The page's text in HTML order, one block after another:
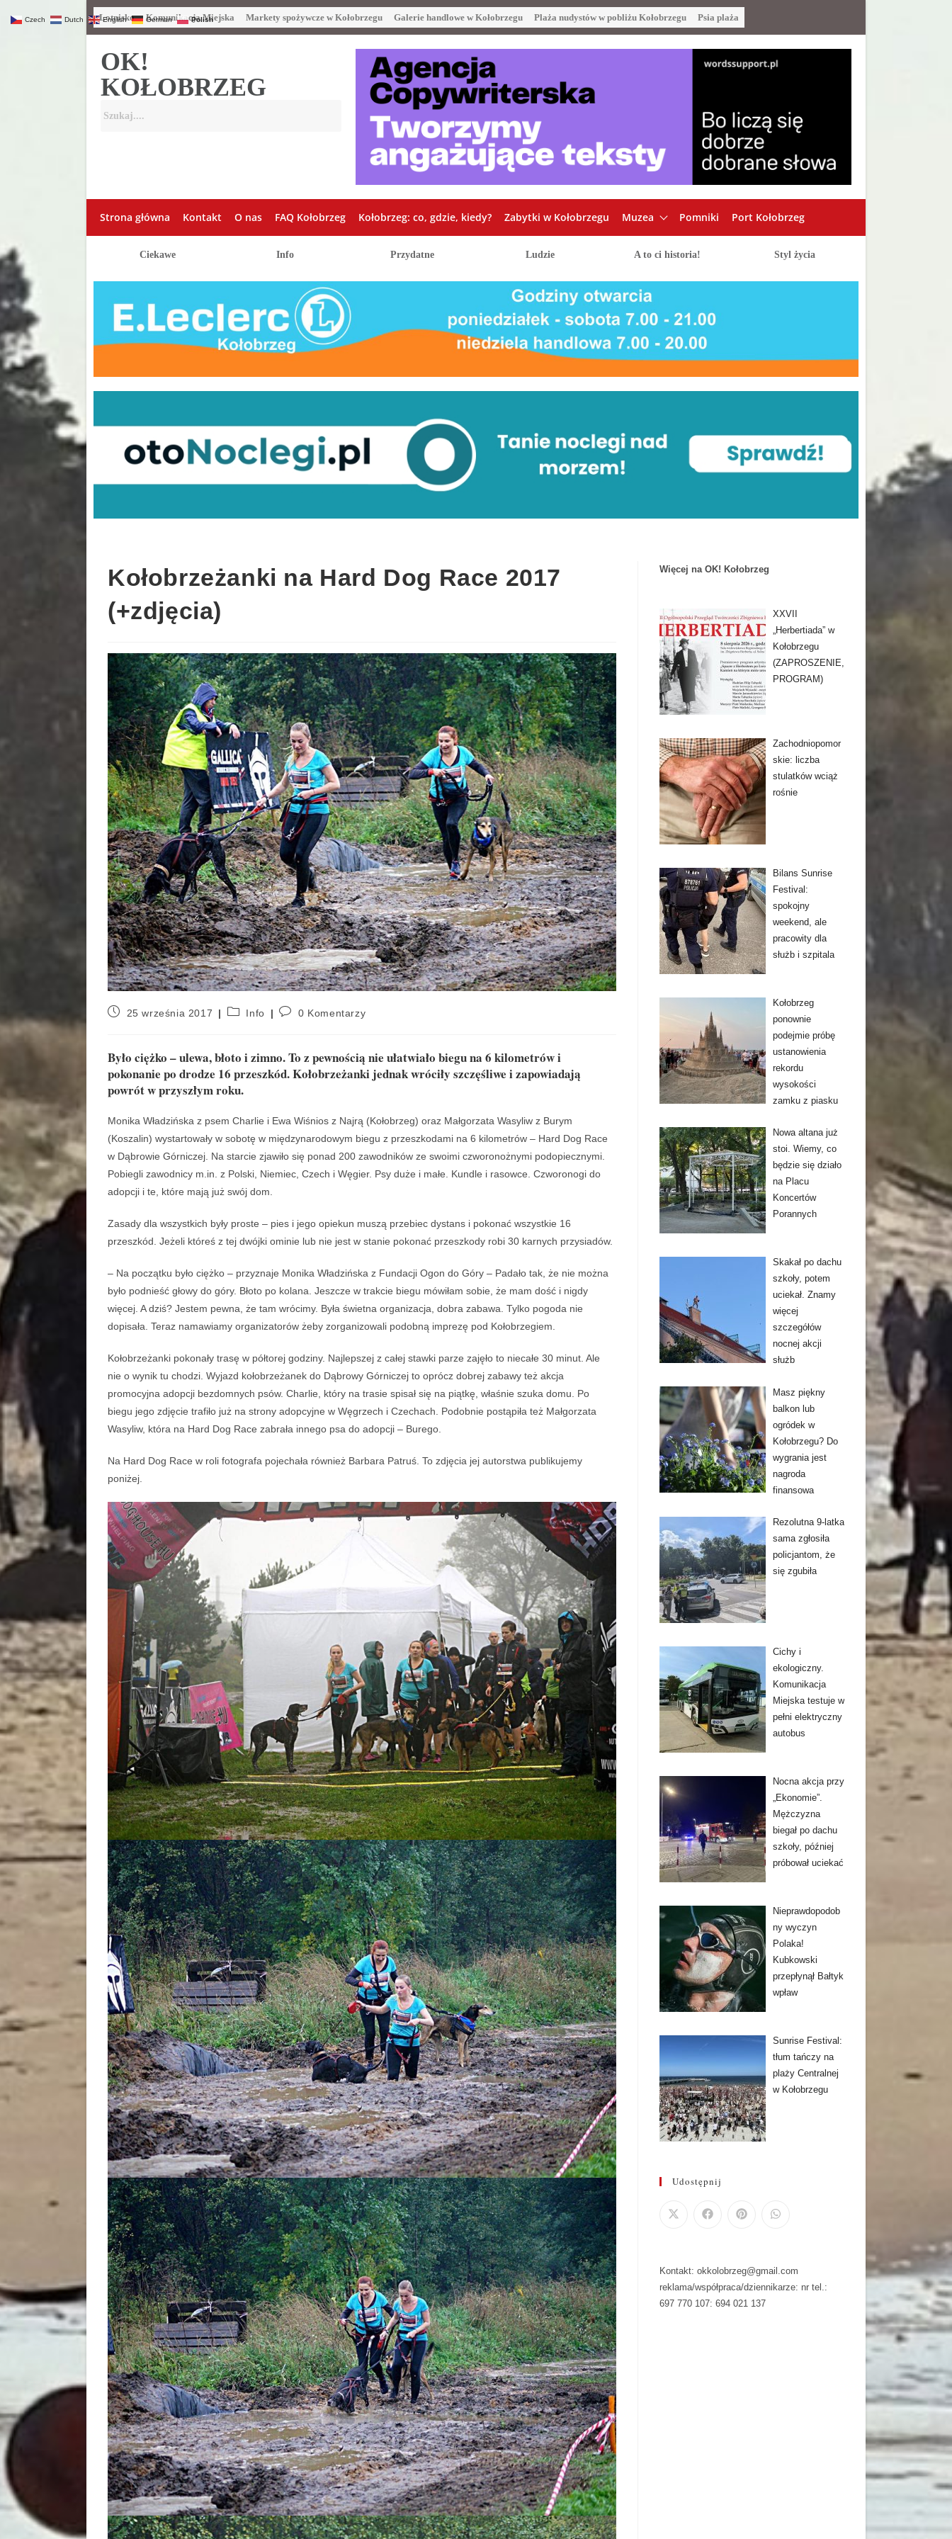
Lotnisko Komunikacja Miejska Markety spożywcze w Kołobrzegu Galerie handlowe w Kołobrzegu Plaża nudystów w pobliżu Kołobrzegu Psia plaża
OK!
KOŁOBRZEG
Strona główna Kontakt O nas FAQ Kołobrzeg Kołobrzeg: co, gdzie, kiedy? Zabytki w Kołobrzegu Muzea Pomniki Port Kołobrzeg
Ciekawe Info Przydatne Ludzie A to ci historia! Styl życia
Kołobrzeżanki na Hard Dog Race 2017
(+zdjęcia)
25 września 2017 Info 0 Komentarzy
Było ciężko – ulewa, błoto i zimno. To z pewnością nie ułatwiało biegu na 6 kilometrów i
pokonanie po drodze 16 przeszkód. Kołobrzeżanki jednak wróciły szczęśliwe i zapowiadają
powrót w przyszłym roku.
Monika Władzińska z psem Charlie i Ewa Wiśnios z Najrą (Kołobrzeg) oraz Małgorzata Wasyliw z Burym
(Koszalin) wystartowały w sobotę w międzynarodowym biegu z przeszkodami na 6 kilometrów – Hard Dog Race
w Dąbrowie Górniczej. Na starcie zjawiło się ponad 200 zawodników ze swoimi czworonożnymi podopiecznymi.
Pobiegli zawodnicy m.in. z Polski, Niemiec, Czech i Węgier. Psy duże i małe. Kundle i rasowce. Czworonogi do
adopcji i te, które mają już swój dom.
Zasady dla wszystkich były proste – pies i jego opiekun muszą przebiec dystans i pokonać wszystkie 16
przeszkód. Jeżeli któreś z tej dwójki ominie lub nie jest w stanie pokonać przeszkody robi 30 karnych przysiadów.
– Na początku było ciężko – przyznaje Monika Władzińska z Fundacji Ogon do Góry – Padało tak, że nie można
było podnieść głowy do góry. Błoto po kolana. Jeszcze w trakcie biegu mówiłam sobie, że mam dość i nigdy
więcej. A dziś? Jestem pewna, że tam wrócimy. Była świetna organizacja, dobra zabawa. Tylko pogoda nie
dopisała. Teraz namawiamy organizatorów żeby zorganizowali podobną imprezę pod Kołobrzegiem.
Kołobrzeżanki pokonały trasę w półtorej godziny. Najlepszej z całej stawki parze zajęło to niecałe 30 minut. Ale
nie o wynik tu chodzi. Wyjazd kołobrzeżanek do Dąbrowy Górniczej to oprócz dobrej zabawy też akcja
promocyjna adopcji bezdomnych psów. Charlie, który na trasie spisał się na piątkę, właśnie szuka domu. Po
biegu jego zdjęcie trafiło już na strony adopcyjne w Węgrzech i Czechach. Podobnie postąpiła też Małgorzata
Wasyliw, która na Hard Dog Race zabrała innego psa do adopcji – Burego.
Na Hard Dog Race w roli fotografa pojechała również Barbara Patruś. To zdjęcia jej autorstwa publikujemy
poniżej.
Więcej na OK! Kołobrzeg
XXVII
„Herbertiada” w
Kołobrzegu
(ZAPROSZENIE,
PROGRAM)
Zachodniopomor
skie: liczba
stulatków wciąż
rośnie
Bilans Sunrise
Festival:
spokojny
weekend, ale
pracowity dla
służb i szpitala
Kołobrzeg
ponownie
podejmie próbę
ustanowienia
rekordu
wysokości
zamku z piasku
Nowa altana już
stoi. Wiemy, co
będzie się działo
na Placu
Koncertów
Porannych
Skakał po dachu
szkoły, potem
uciekał. Znamy
więcej
szczegółów
nocnej akcji
służb
Masz piękny
balkon lub
ogródek w
Kołobrzegu? Do
wygrania jest
nagroda
finansowa
Rezolutna 9-latka
sama zgłosiła
policjantom, że
się zgubiła
Cichy i
ekologiczny.
Komunikacja
Miejska testuje w
pełni elektryczny
autobus
Nocna akcja przy
„Ekonomie”.
Mężczyzna
biegał po dachu
szkoły, później
próbował uciekać
Nieprawdopodob
ny wyczyn
Polaka!
Kubkowski
przepłynął Bałtyk
wpław
Sunrise Festival:
tłum tańczy na
plaży Centralnej
w Kołobrzegu
Udostępnij
Kontakt: okkolobrzeg@gmail.com
reklama/współpraca/dziennikarze: nr tel.:
697 770 107: 694 021 137
Czech Dutch English German Polish